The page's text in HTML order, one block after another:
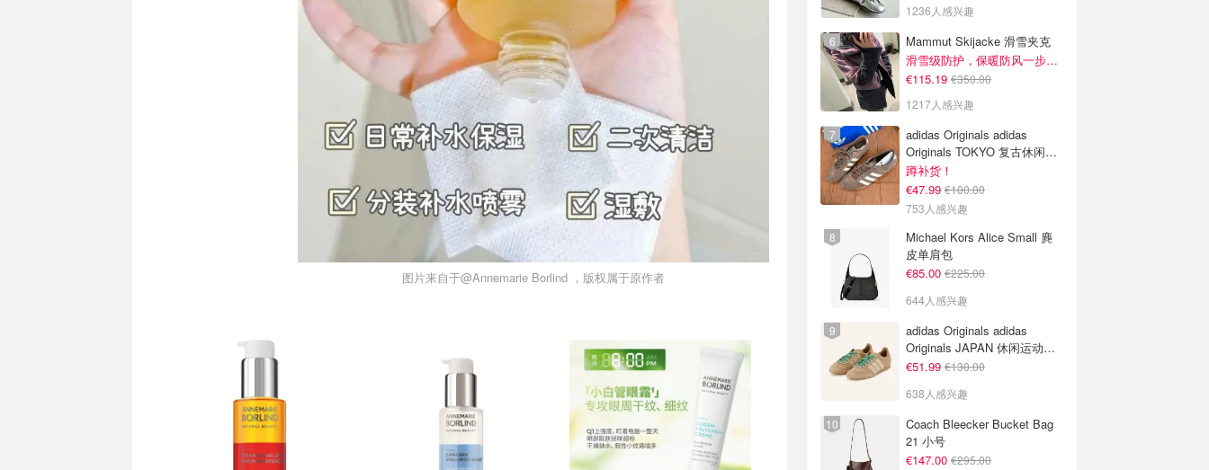
图片来自于@Annemarie Borlind ，版权属于原作者
1236人感兴趣
Mammut Skijacke 滑雪夹克
滑雪级防护，保暖防风一步到位！仅剩s！
€115.19 €350.00
1217人感兴趣
adidas Originals adidas
Originals TOKYO 复古休闲鞋
深棕色
蹲补货！
€47.99 €100.00
753人感兴趣
Michael Kors Alice Small 麂
皮单肩包
€85.00 €225.00
644人感兴趣
adidas Originals adidas
Originals JAPAN 休闲运动鞋
米色
€51.99 €130.00
638人感兴趣
Coach Bleecker Bucket Bag
21 小号
€147.00 €295.00